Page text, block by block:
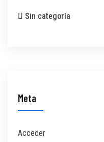
Sin categoría
Meta
Acceder